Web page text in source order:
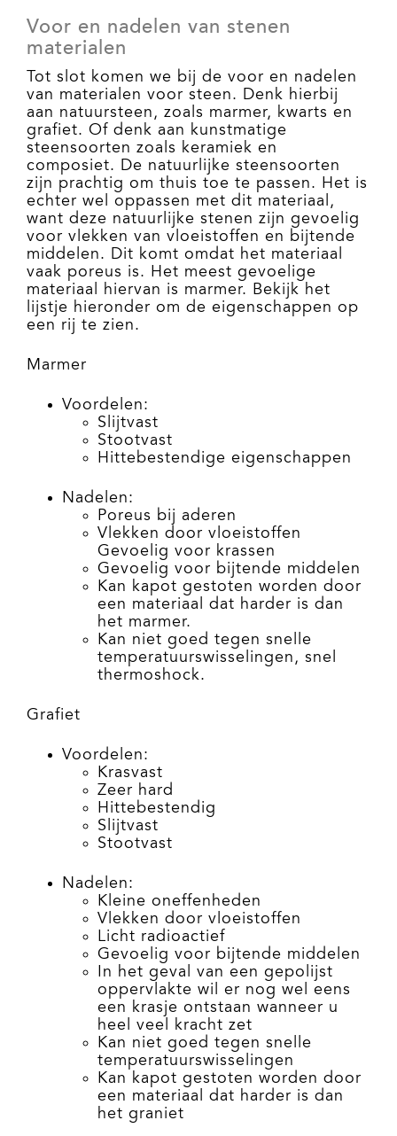
Voor en nadelen van stenen
materialen
Tot slot komen we bij de voor en nadelen
van materialen voor steen. Denk hierbij
aan natuursteen, zoals marmer, kwarts en
grafiet. Of denk aan kunstmatige
steensoorten zoals keramiek en
composiet. De natuurlijke steensoorten
zijn prachtig om thuis toe te passen. Het is
echter wel oppassen met dit materiaal,
want deze natuurlijke stenen zijn gevoelig
voor vlekken van vloeistoffen en bijtende
middelen. Dit komt omdat het materiaal
vaak poreus is. Het meest gevoelige
materiaal hiervan is marmer. Bekijk het
lijstje hieronder om de eigenschappen op
een rij te zien.
Marmer
Voordelen:
Slijtvast
Stootvast
Hittebestendige eigenschappen
Nadelen:
Poreus bij aderen
Vlekken door vloeistoffen
Gevoelig voor krassen
Gevoelig voor bijtende middelen
Kan kapot gestoten worden door
een materiaal dat harder is dan
het marmer.
Kan niet goed tegen snelle
temperatuurswisselingen, snel
thermoshock.
Grafiet
Voordelen:
Krasvast
Zeer hard
Hittebestendig
Slijtvast
Stootvast
Nadelen:
Kleine oneffenheden
Vlekken door vloeistoffen
Licht radioactief
Gevoelig voor bijtende middelen
In het geval van een gepolijst
oppervlakte wil er nog wel eens
een krasje ontstaan wanneer u
heel veel kracht zet
Kan niet goed tegen snelle
temperatuurswisselingen
Kan kapot gestoten worden door
een materiaal dat harder is dan
het graniet